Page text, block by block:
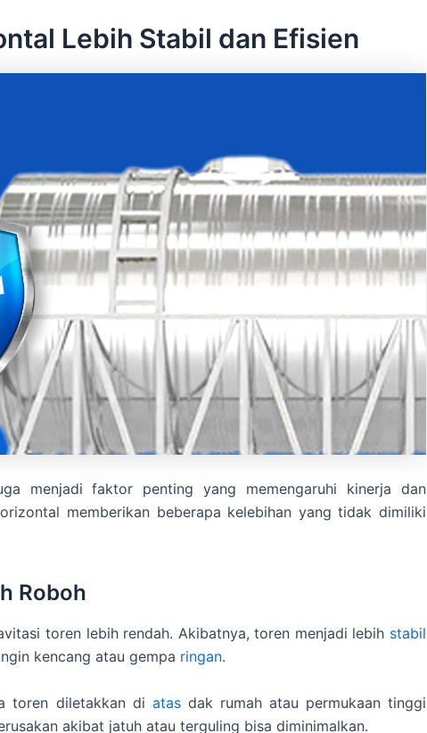
Lebih Stabil dan Efisien
menjadi faktor penting yang memengaruhi kinerja dan
memberikan beberapa kelebihan yang tidak dimiliki
Roboh
toren lebih rendah. Akibatnya, toren menjadi lebih stabil
kencang atau gempa ringan.
toren diletakkan di atasdak rumah atau permukaan tinggi
akibat jatuh atau terguling bisa diminimalkan.